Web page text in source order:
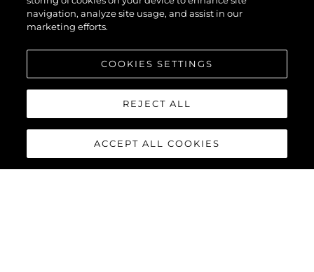
navigation, analyze site usage, and assist in our
marketing efforts.
COOKIES SETTINGS
REJECT ALL
ACCEPT ALL COOKIES